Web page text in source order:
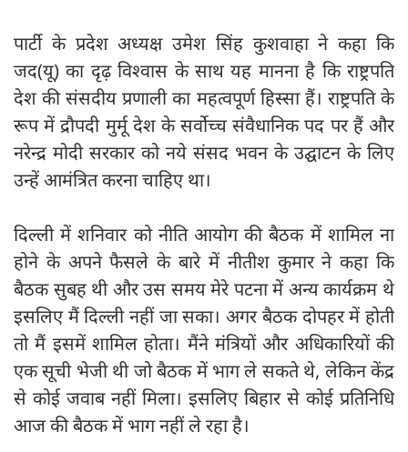
पार्टी के प्रदेश अध्यक्ष उमेश सिंह कुशवाहा ने कहा कि
जद(यू) का दृढ़ विश्वास के साथ यह मानना है कि राष्ट्रपति
देश की संसदीय प्रणाली का महत्वपूर्ण हिस्सा हैं। राष्ट्रपति के
रूप में द्रौपदी मुर्मू देश के सर्वोच्च संवैधानिक पद पर हैं और
नरेन्द्र मोदी सरकार को नये संसद भवन के उद्घाटन के लिए
उन्हें आमंत्रित करना चाहिए था।
दिल्ली में शनिवार को नीति आयोग की बैठक में शामिल ना
होने के अपने फैसले के बारे में नीतीश कुमार ने कहा कि
बैठक सुबह थी और उस समय मेरे पटना में अन्य कार्यक्रम थे
इसलिए मैं दिल्ली नहीं जा सका। अगर बैठक दोपहर में होती
तो मैं इसमें शामिल होता। मैंने मंत्रियों और अधिकारियों की
एक सूची भेजी थी जो बैठक में भाग ले सकते थे, लेकिन केंद्र
से कोई जवाब नहीं मिला। इसलिए बिहार से कोई प्रतिनिधि
आज की बैठक में भाग नहीं ले रहा है।